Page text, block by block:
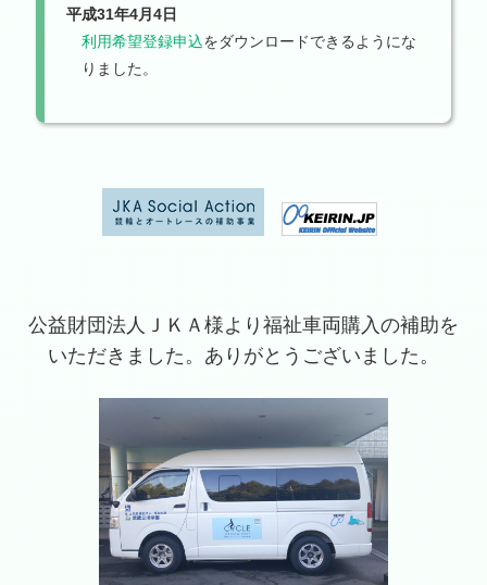
平成31年4月4日
利用希望登録申込をダウンロードできるようにな
りました。
公益財団法人ＪＫＡ様より福祉車両購入の補助を
いただきました。ありがとうございました。